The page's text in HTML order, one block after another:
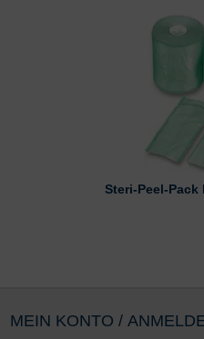
Steri-Peel-
MEIN KONTO /